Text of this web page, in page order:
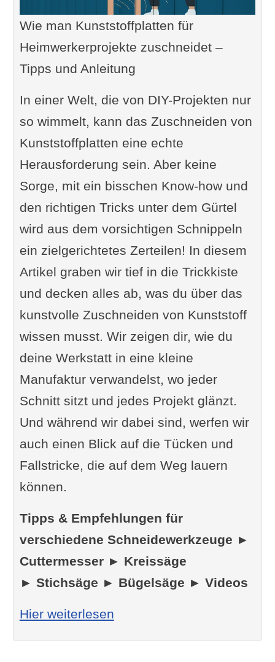
Wie man Kunststoffplatten für
Heimwerkerprojekte zuschneidet –
Tipps und Anleitung
In einer Welt, die von DIY-Projekten nur
so wimmelt, kann das Zuschneiden von
Kunststoffplatten eine echte
Herausforderung sein. Aber keine
Sorge, mit ein bisschen Know-how und
den richtigen Tricks unter dem Gürtel
wird aus dem vorsichtigen Schnippeln
ein zielgerichtetes Zerteilen! In diesem
Artikel graben wir tief in die Trickkiste
und decken alles ab, was du über das
kunstvolle Zuschneiden von Kunststoff
wissen musst. Wir zeigen dir, wie du
deine Werkstatt in eine kleine
Manufaktur verwandelst, wo jeder
Schnitt sitzt und jedes Projekt glänzt.
Und während wir dabei sind, werfen wir
auch einen Blick auf die Tücken und
Fallstricke, die auf dem Weg lauern
können.
Tipps & Empfehlungen für
verschiedene Schneidewerkzeuge ►
Cuttermesser ► Kreissäge
► Stichsäge ► Bügelsäge ► Videos
Hier weiterlesen: Zuschneiden von